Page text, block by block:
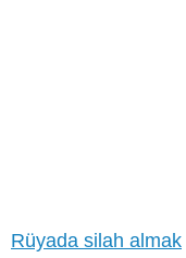
Rüyada silah almak